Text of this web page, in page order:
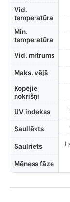
Vid.
temperatūra
Min.
temperatūra
Vid. mitrums
Maks. vējš
Kopējie
nokrišņi
UV indekss
Saullēkts
Saulriets
Mēness fāze